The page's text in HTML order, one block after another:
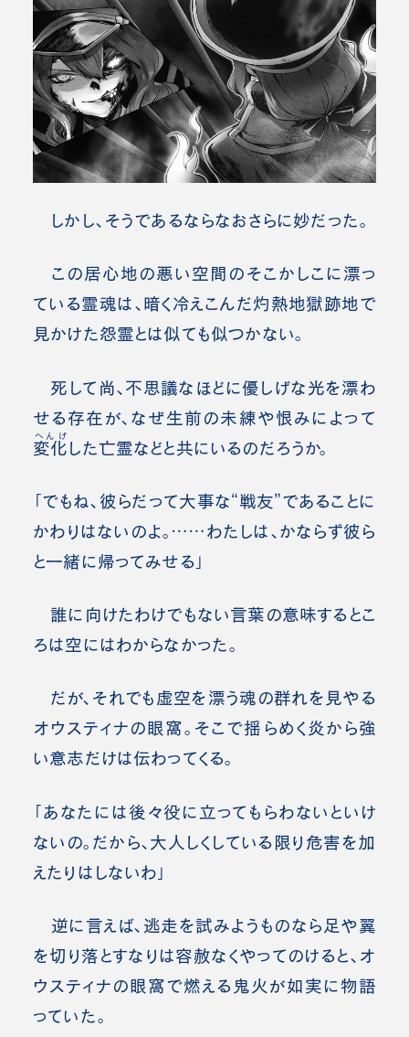
しかし、そうであるならなおさらに妙だった。
この居心地の悪い空間のそこかしこに漂っ
ている霊魂は、暗く冷えこんだ灼熱地獄跡地で
見かけた怨霊とは似ても似つかない。
死して尚、不思議なほどに優しげな光を漂わ
せる存在が、なぜ生前の未練や恨みによって
変化
へんげ
した亡霊などと共にいるのだろうか。
「でもね、彼らだって大事な“戦友”であることに
かわりはないのよ。……わたしは、 かならず彼ら
と一緒に帰ってみせる 」
誰に向けたわけでもない言葉の意味するとこ
ろは空にはわからなかった。
だが、それでも虚空を漂う魂の群れを見やる
オウスティナの眼窩。そこで揺らめく炎から強
い意志だけは伝わってくる。
「あなたには後々役に立ってもらわないといけ
ないの。だから、大人しくしている限り危害を加
えたりはしないわ」
逆に言えば、逃走を試みようものなら足や翼
を切り落とすなりは容赦なくやってのけると、オ
ウスティナの眼窩で燃える鬼火が如実に物語
っていた。